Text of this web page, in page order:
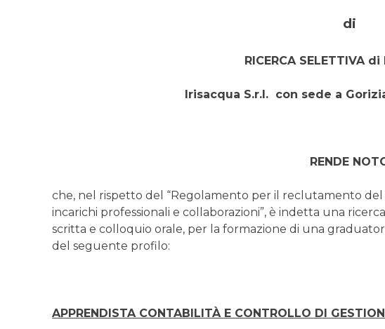
di
RICERCA SELETTIVA di
Irisacqua S.r.l. con sede a
RENDE
che, nel rispetto del “Regolamento per il reclutamento
incarichi professionali e collaborazioni”, è indetta una
scritta e colloquio orale, per la formazione di una
del seguente profilo:
APPRENDISTA CONTABILITÀ E CONTROLLO DI